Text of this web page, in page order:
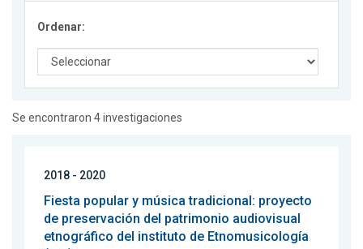
Ordenar:
Se encontraron 4 investigaciones
2018 - 2020
Fiesta popular y música tradicional: proyecto
de preservación del patrimonio audiovisual
etnográfico del instituto de Etnomusicología